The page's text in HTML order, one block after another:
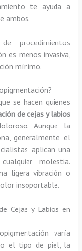
te ayuda a
ambos.
procedimientos
es menos invasiva,
mínimo.
se hacen quienes
de cejas y labios
Aunque la
generalmente el
aplican una
molestia.
ligera vibración o
insoportable.
Cejas y Labios en
varía
el tipo de piel, la